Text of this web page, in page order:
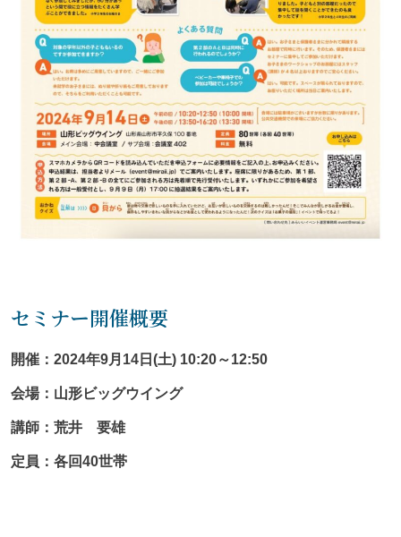
セミナー開催概要
開催：2024年9月14日(土) 10:20～12:50
会場：山形ビッグウイング
講師：荒井 要雄
定員：各回40世帯